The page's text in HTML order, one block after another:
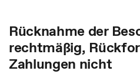
Rücknahme der
rechtmäßig,
Zahlungen nicht